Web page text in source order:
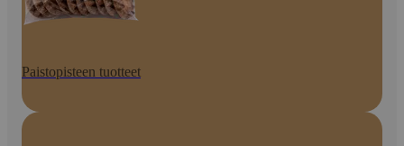
Paistopisteen tuotteet